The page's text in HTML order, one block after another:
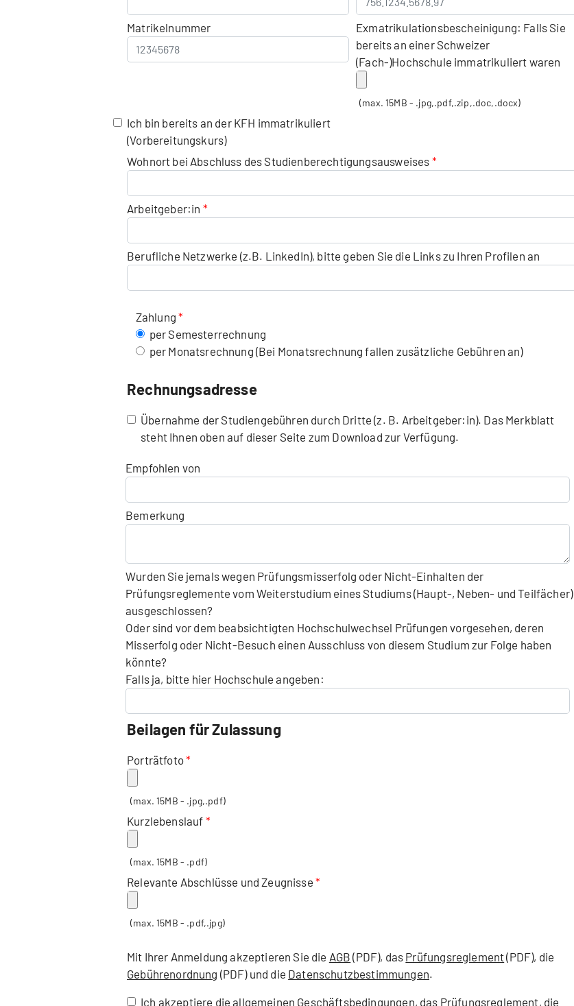
Matrikelnummer
Exmatrikulationsbescheinigung: Falls Sie
bereits an einer Schweizer
(Fach-)Hochschule immatrikuliert waren
(max. 15MB - .jpg,.pdf,.zip,.doc,.docx)
Ich bin bereits an der KFH immatrikuliert
(Vorbereitungskurs)
Wohnort bei Abschluss des Studienberechtigungsausweises
Arbeitgeber:in
Berufliche Netzwerke (z.B. LinkedIn), bitte geben Sie die Links zu Ihren Profilen an
Zahlung
per Semesterrechnung
per Monatsrechnung (Bei Monatsrechnung fallen zusätzliche Gebühren an)
Übernahme der Studiengebühren durch Dritte (z. B. Arbeitgeber:in). Das Merkblatt
steht Ihnen oben auf dieser Seite zum Download zur Verfügung.
Rechnungsadresse
Empfohlen von
Bemerkung
Wurden Sie jemals wegen Prüfungsmisserfolg oder Nicht-Einhalten der
Prüfungsreglemente vom Weiterstudium eines Studiums (Haupt-, Neben- und Teilfächer)
ausgeschlossen?
Oder sind vor dem beabsichtigten Hochschulwechsel Prüfungen vorgesehen, deren
Misserfolg oder Nicht-Besuch einen Ausschluss von diesem Studium zur Folge haben
könnte?
Falls ja, bitte hier Hochschule angeben:
Beilagen für Zulassung
Porträtfoto
(max. 15MB - .jpg,.pdf)
Kurzlebenslauf
(max. 15MB - .pdf)
Relevante Abschlüsse und Zeugnisse
(max. 15MB - .pdf,.jpg)
Mit Ihrer Anmeldung akzeptieren Sie die AGB (PDF), das Prüfungsreglement(PDF), die
Gebührenordnung (PDF) und die Datenschutzbestimmungen.
Ich akzeptiere die allgemeinen Geschäftsbedingungen, das Prüfungsreglement, die